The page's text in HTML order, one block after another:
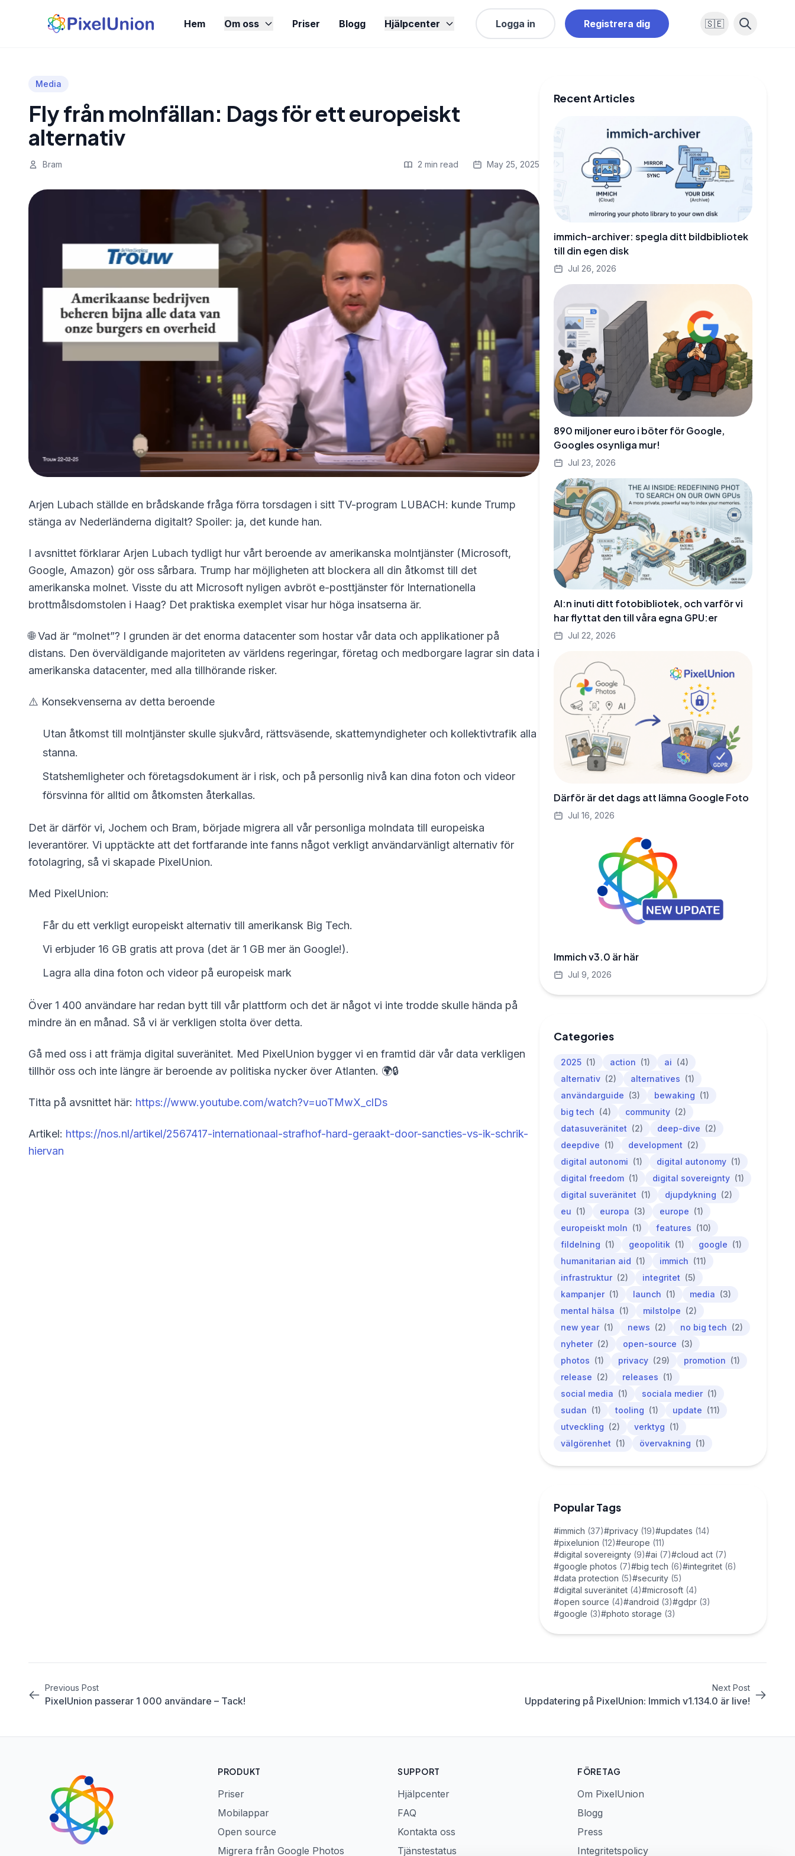
Hem Om oss Priser Blogg Hjälpcenter Logga in Registrera dig 🇸🇪
Media
Fly från molnfällan: Dags för ett europeiskt
alternativ
Bram 2 min read May 25, 2025
Arjen Lubach ställde en brådskande fråga förra torsdagen i sitt TV-program LUBACH: kunde Trump
stänga av Nederländerna digitalt? Spoiler: ja, det kunde han.
I avsnittet förklarar Arjen Lubach tydligt hur vårt beroende av amerikanska molntjänster (Microsoft,
Google, Amazon) gör oss sårbara. Trump har möjligheten att blockera all din åtkomst till det
amerikanska molnet. Visste du att Microsoft nyligen avbröt e-posttjänster för Internationella
brottmålsdomstolen i Haag? Det praktiska exemplet visar hur höga insatserna är.
🌐 Vad är “molnet”? I grunden är det enorma datacenter som hostar vår data och applikationer på
distans. Den överväldigande majoriteten av världens regeringar, företag och medborgare lagrar sin data i
amerikanska datacenter, med alla tillhörande risker.
⚠️ Konsekvenserna av detta beroende
Utan åtkomst till molntjänster skulle sjukvård, rättsväsende, skattemyndigheter och kollektivtrafik alla
stanna.
Statshemligheter och företagsdokument är i risk, och på personlig nivå kan dina foton och videor
försvinna för alltid om åtkomsten återkallas.
Det är därför vi, Jochem och Bram, började migrera all vår personliga molndata till europeiska
leverantörer. Vi upptäckte att det fortfarande inte fanns något verkligt användarvänligt alternativ för
fotolagring, så vi skapade PixelUnion.
Med PixelUnion:
Får du ett verkligt europeiskt alternativ till amerikansk Big Tech.
Vi erbjuder 16 GB gratis att prova (det är 1 GB mer än Google!).
Lagra alla dina foton och videor på europeisk mark
Över 1 400 användare har redan bytt till vår plattform och det är något vi inte trodde skulle hända på
mindre än en månad. Så vi är verkligen stolta över detta.
Gå med oss i att främja digital suveränitet. Med PixelUnion bygger vi en framtid där vår data verkligen
tillhör oss och inte längre är beroende av politiska nycker över Atlanten. 🌍🔒
Titta på avsnittet här: https://www.youtube.com/watch?v=uoTMwX_clDs
Artikel: https://nos.nl/artikel/2567417-internationaal-strafhof-hard-geraakt-door-sancties-vs-ik-schrik-
hiervan
Recent Articles
immich-archiver: spegla ditt bildbibliotek
till din egen disk
Jul 26, 2026
890 miljoner euro i böter för Google,
Googles osynliga mur!
Jul 23, 2026
AI:n inuti ditt fotobibliotek, och varför vi
har flyttat den till våra egna GPU:er
Jul 22, 2026
Därför är det dags att lämna Google Foto
Jul 16, 2026
Immich v3.0 är här
Jul 9, 2026
Categories
2025 (1) action (1) ai (4)
alternativ (2) alternatives (1)
användarguide (3) bewaking (1)
big tech (4) community (2)
datasuveränitet (2) deep-dive (2)
deepdive (1) development (2)
digital autonomi (1) digital autonomy (1)
digital freedom (1) digital sovereignty (1)
digital suveränitet (1) djupdykning (2)
eu (1) europa (3) europe (1)
europeiskt moln (1) features (10)
fildelning (1) geopolitik (1) google (1)
humanitarian aid (1) immich (11)
infrastruktur (2) integritet (5)
kampanjer (1) launch (1) media (3)
mental hälsa (1) milstolpe (2)
new year (1) news (2) no big tech (2)
nyheter (2) open-source (3)
photos (1) privacy (29) promotion (1)
release (2) releases (1)
social media (1) sociala medier (1)
sudan (1) tooling (1) update (11)
utveckling (2) verktyg (1)
välgörenhet (1) övervakning (1)
Popular Tags
#immich (37)#privacy (19)#updates (14)
#pixelunion (12)#europe (11)
#digital sovereignty (9)#ai (7)#cloud act (7)
#google photos (7)#big tech (6)#integritet (6)
#data protection (5)#security (5)
#digital suveränitet (4)#microsoft (4)
#open source (4)#android (3)#gdpr (3)
#google (3)#photo storage (3)
Previous Post
PixelUnion passerar 1 000 användare – Tack!
Next Post
Uppdatering på PixelUnion: Immich v1.134.0 är live!
PRODUKT
Priser
Mobilappar
Open source
Migrera från Google Photos
SUPPORT
Hjälpcenter
FAQ
Kontakta oss
Tjänstestatus
FÖRETAG
Om PixelUnion
Blogg
Press
Integritetspolicy